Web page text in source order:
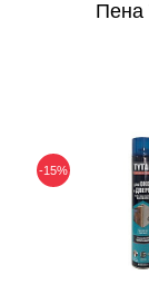
Пена
-15%